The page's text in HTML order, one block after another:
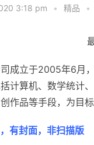
3:18 pm • 精品 •
成立于2005年6月
计算机、数学统计
作品等手段，为目
有封面，非扫描版